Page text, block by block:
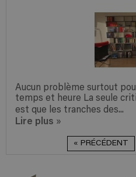
Aucun problème surtout
temps et heure La seule
est que les tranches des...
Lire plus »
« PRÉCÉDENT